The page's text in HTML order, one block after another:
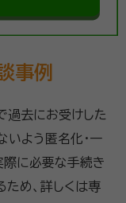
事例
過去にお受けした
いよう匿名化・一
際に必要な手続き
め、詳しくは専